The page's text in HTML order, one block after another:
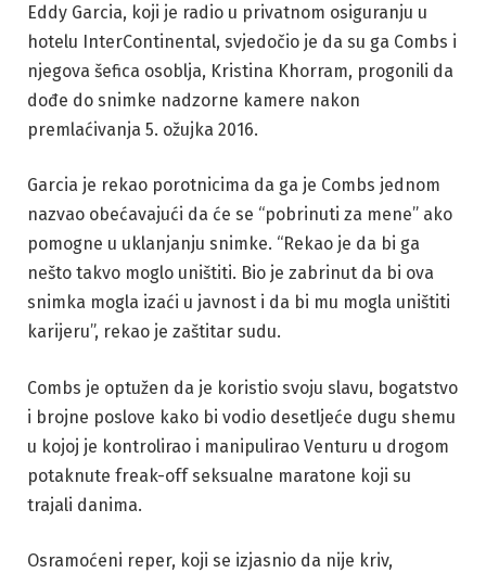
Eddy Garcia, koji je radio u privatnom osiguranju u
hotelu InterContinental, svjedočio je da su ga Combs i
njegova šefica osoblja, Kristina Khorram, progonili da
dođe do snimke nadzorne kamere nakon
premlaćivanja 5. ožujka 2016.
Garcia je rekao porotnicima da ga je Combs jednom
nazvao obećavajući da će se “pobrinuti za mene” ako
pomogne u uklanjanju snimke. “Rekao je da bi ga
nešto takvo moglo uništiti. Bio je zabrinut da bi ova
snimka mogla izaći u javnost i da bi mu mogla uništiti
karijeru”, rekao je zaštitar sudu.
Combs je optužen da je koristio svoju slavu, bogatstvo
i brojne poslove kako bi vodio desetljeće dugu shemu
u kojoj je kontrolirao i manipulirao Venturu u drogom
potaknute freak-off seksualne maratone koji su
trajali danima.
Osramoćeni reper, koji se izjasnio da nije kriv,